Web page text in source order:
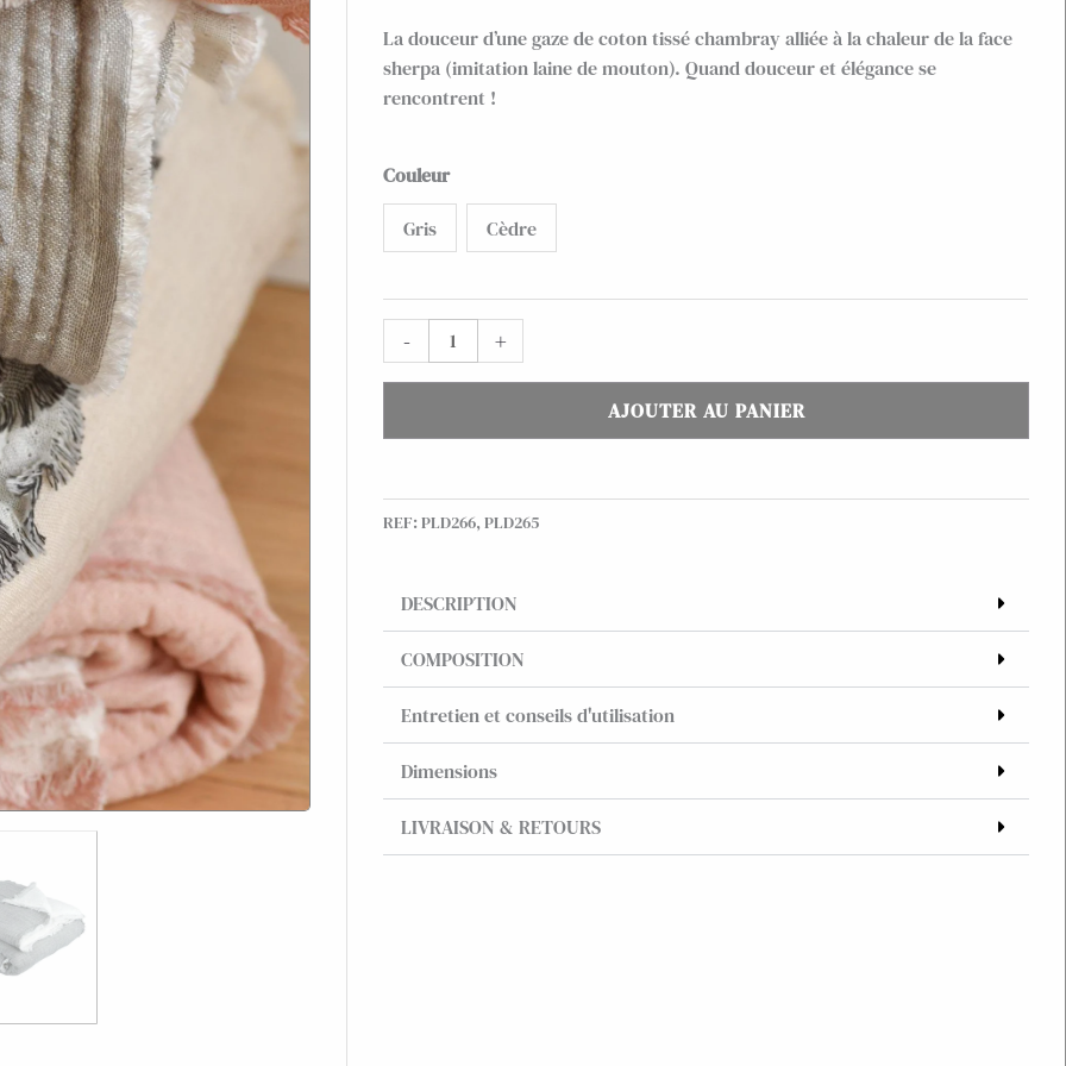
La douceur d’une gaze de coton tissé chambray alliée à la chaleur de la face
sherpa (imitation laine de mouton). Quand douceur et élégance se
rencontrent !
Couleur
Gris Cèdre
-
quantité
de
Plaid
Célestine
gaze
coton
sherpa
+
AJOUTER AU PANIER
REF:PLD266, PLD265
DESCRIPTION
COMPOSITION
Entretien et conseils d'utilisation
Dimensions
LIVRAISON & RETOURS